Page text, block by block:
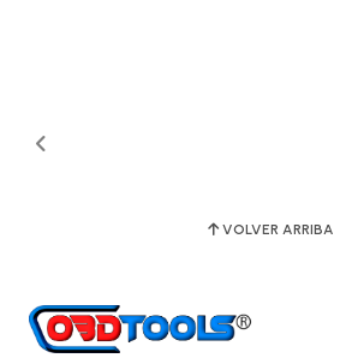
VOLVER ARRIBA